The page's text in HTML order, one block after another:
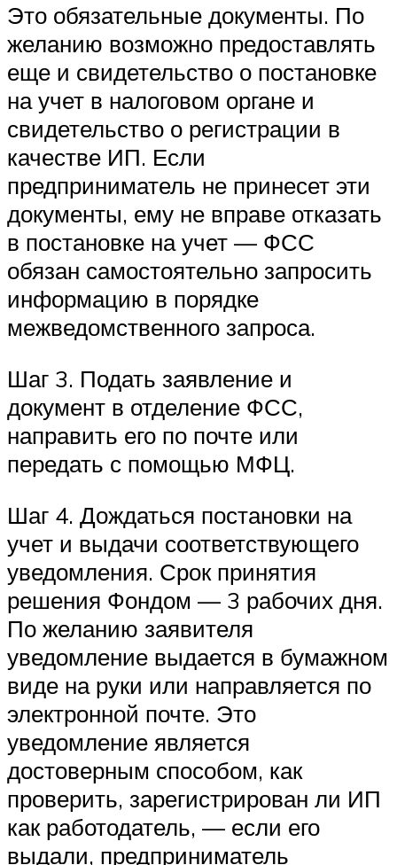
Это обязательные документы. По
желанию возможно предоставлять
еще и свидетельство о постановке
на учет в налоговом органе и
свидетельство о регистрации в
качестве ИП. Если
предприниматель не принесет эти
документы, ему не вправе отказать
в постановке на учет — ФСС
обязан самостоятельно запросить
информацию в порядке
межведомственного запроса.
Шаг 3. Подать заявление и
документ в отделение ФСС,
направить его по почте или
передать с помощью МФЦ.
Шаг 4. Дождаться постановки на
учет и выдачи соответствующего
уведомления. Срок принятия
решения Фондом — 3 рабочих дня.
По желанию заявителя
уведомление выдается в бумажном
виде на руки или направляется по
электронной почте. Это
уведомление является
достоверным способом, как
проверить, зарегистрирован ли ИП
как работодатель, — если его
выдали, предприниматель